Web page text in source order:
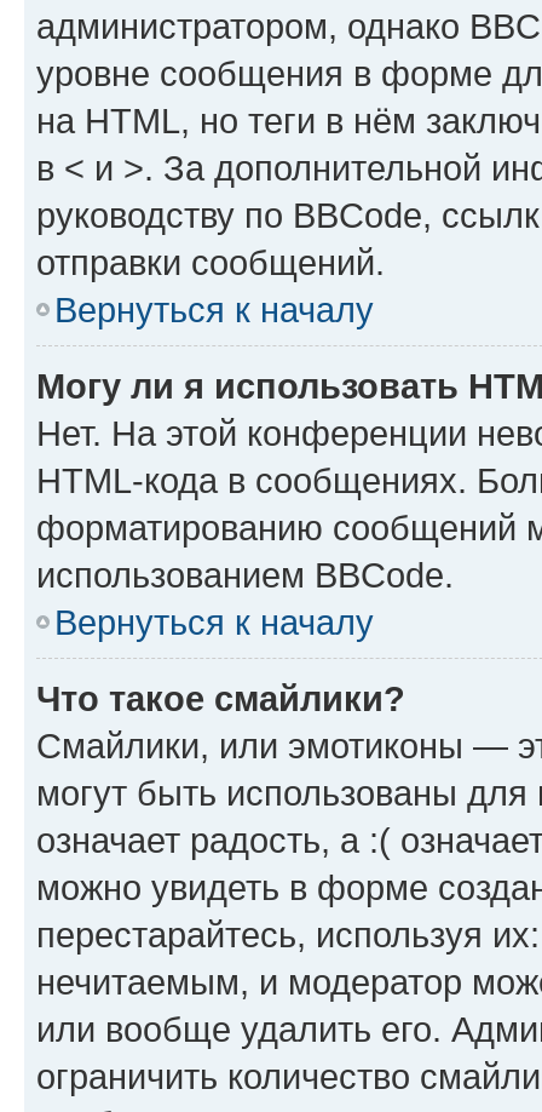
администратором, однако
уровне сообщения в форме
на HTML, но теги в нём
в < и >. За дополнительной
руководству по BBCode,
отправки сообщений.
Вернуться к началу
Могу ли я использовать
Нет. На этой конференции
HTML-кода в сообщениях.
форматированию сообщений
использованием BBCode.
Вернуться к началу
Что такое смайлики?
Смайлики, или эмотиконы —
могут быть использованы
означает радость, а :(
можно увидеть в форме
перестарайтесь, используя
нечитаемым, и модератор
или вообще удалить его.
ограничить количество